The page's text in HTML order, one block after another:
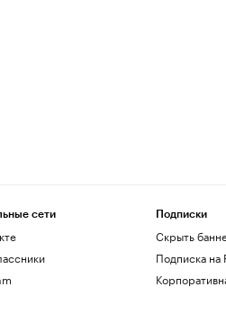
сети Подписки
Скрыть
Подписка на